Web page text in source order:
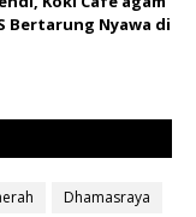
Bertarung Nyawa di
Dhamasraya